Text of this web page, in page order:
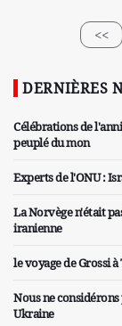
<<
DERNIÈRES
Célébrations de
peuplé du mon
Experts de l'ONU :
La Norvège n'était
iranienne
le voyage de Grossi
Nous ne
Ukraine